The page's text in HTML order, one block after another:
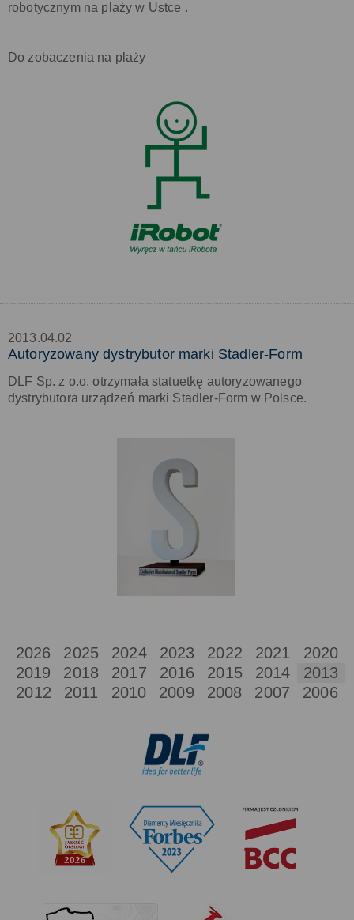
robotycznym na plaży w Ustce .
Do zobaczenia na plaży
2013.04.02
Autoryzowany dystrybutor marki Stadler-Form
DLF Sp. z o.o. otrzymała statuetkę autoryzowanego
dystrybutora urządzeń marki Stadler-Form w Polsce.
2026 2025 2024 2023 2022 2021
2020
2019
2018 2017 2016 2015 2014
2013
2012
2011 2010 2009 2008 2007 2006